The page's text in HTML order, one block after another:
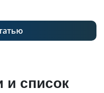
и список